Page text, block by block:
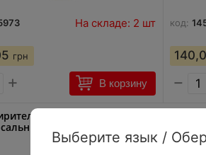
Выберите язык /
На складе: 2 шт
грн
+ В корзину
код:
−
Chanteclair Лимон
600мл 2957